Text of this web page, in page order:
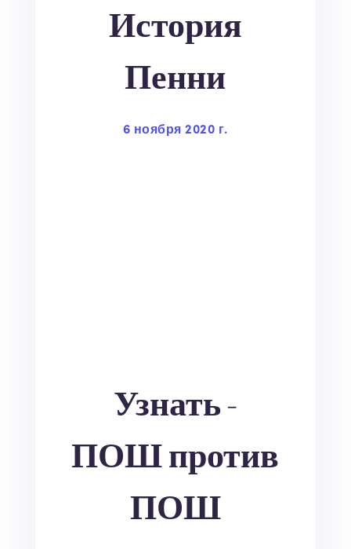
История
Пенни
6 ноября 2020 г.
Узнать -
ПОШ против
ПОШ